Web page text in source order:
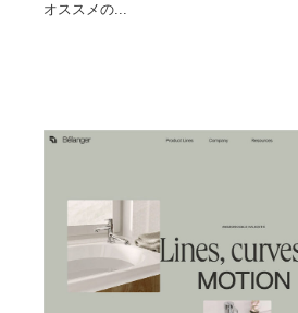
オススメの...